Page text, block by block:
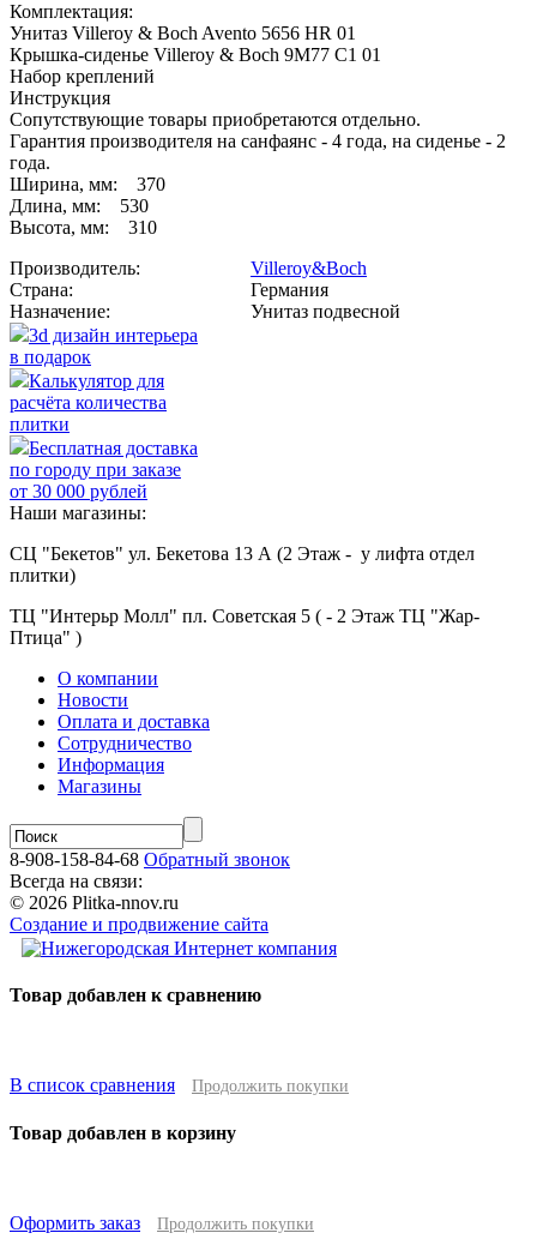
Комплектация:
Унитаз Villeroy & Boch Avento 5656 HR 01
Крышка-сиденье Villeroy & Boch 9M77 C1 01
Набор креплений
Инструкция
Сопутствующие товары приобретаются отдельно.
Гарантия производителя на санфаянс - 4 года, на сиденье - 2
года.
Ширина, мм: 370
Длина, мм: 530
Высота, мм: 310
Производитель:
Villeroy&Boсh
Страна:
Германия
Назначение:
Унитаз подвесной
3d дизайн интерьера
в подарок
Калькулятор для
расчёта количества
плитки
Бесплатная доставка
по городу при заказе
от 30 000 рублей
Наши магазины:
СЦ "Бекетов" ул. Бекетова 13 А (2 Этаж - у лифта отдел
плитки)
ТЦ "Интерьр Молл" пл. Советская 5 ( - 2 Этаж ТЦ "Жар-
Птица" )
О компании
Новости
Оплата и доставка
Сотрудничество
Информация
Магазины
8-908-158-84-68 Обратный звонок
Всегда на связи:
© 2026 Plitka-nnov.ru
Создание и продвижение сайта
Товар добавлен к сравнению
В список сравнения Продолжить покупки
Товар добавлен в корзину
Оформить заказ Продолжить покупки